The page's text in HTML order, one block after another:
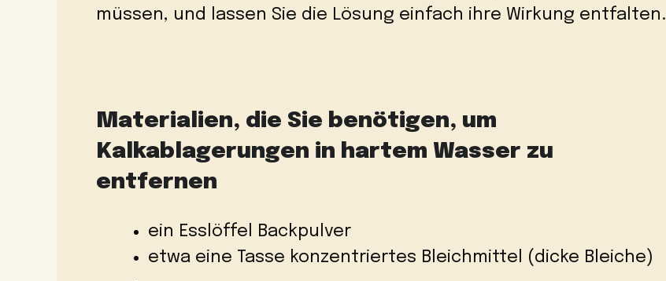
müssen, und lassen Sie die Lösung einfach ihre Wirkung entfalten.
Materialien, die Sie benötigen, um
Kalkablagerungen in hartem Wasser zu
entfernen
ein Esslöffel Backpulver
etwa eine Tasse konzentriertes Bleichmittel (dicke Bleiche)